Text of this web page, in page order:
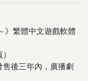
》繁體中文遊戲軟體
後三年內，廣播劇